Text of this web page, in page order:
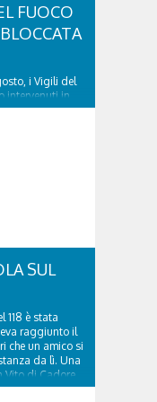
FUOCO
i Vigili del
intervenuti in
di Calalzo
bloccata
SUL
118 è stata
raggiunto il
che un amico si
da lì. Una
Vito di Cadore